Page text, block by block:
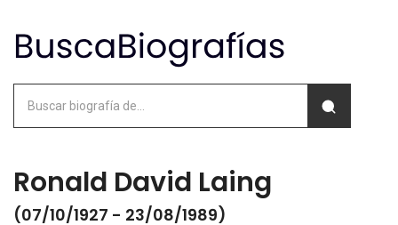
Ronald David Laing
(07/10/1927 - 23/08/1989)